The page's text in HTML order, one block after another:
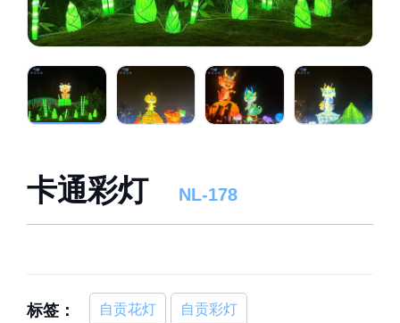
卡通彩灯 NL-178
标签： 自贡花灯 自贡彩灯